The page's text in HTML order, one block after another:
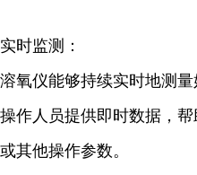
实时监测：
溶氧仪能够持续实时地测
操作人员提供即时数据，
或其他操作参数。